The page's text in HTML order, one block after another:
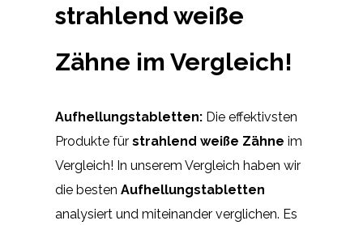
strahlend weiße
Zähne im Vergleich!
Aufhellungstabletten: Die effektivsten
Produkte für strahlend weiße Zähne im
Vergleich! In unserem Vergleich haben wir
die besten Aufhellungstabletten
analysiert und miteinander verglichen. Es